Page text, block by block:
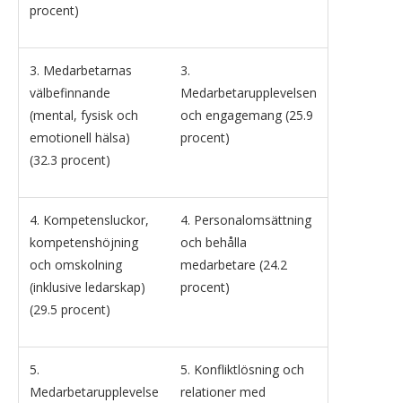
procent)
3. Medarbetarnas
välbefinnande
(mental, fysisk och
emotionell hälsa)
(32.3 procent)
3.
Medarbetarupplevelsen
och engagemang (25.9
procent)
4. Kompetensluckor,
kompetenshöjning
och omskolning
(inklusive ledarskap)
(29.5 procent)
4. Personalomsättning
och behålla
medarbetare (24.2
procent)
5.
Medarbetarupplevelse
5. Konfliktlösning och
relationer med